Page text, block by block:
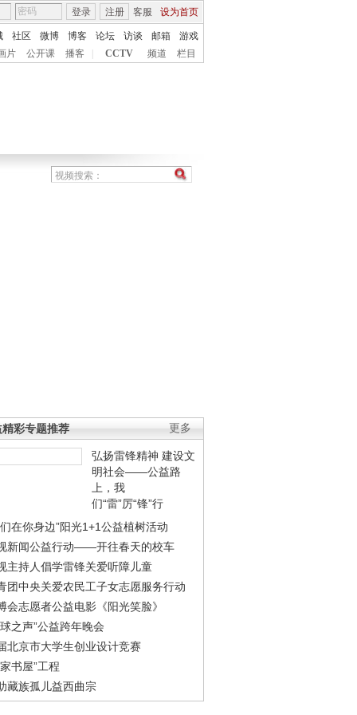
客服 设为首页
登录 注册
社区 微博 博客 论坛 访谈 邮箱
游戏
片 公开课 播客 CCTV 频道 栏目
更多
彩专题推荐
弘扬雷锋精神 建设文
明社会——公益路
上，我
们“雷”厉“锋”行
在你身边”阳光1+1公益植树活动
新闻公益行动——开往春天的校车
主持人倡学雷锋关爱听障儿童
团中央关爱农民工子女志愿服务行动
会志愿者公益电影《阳光笑脸》
之声”公益跨年晚会
北京市大学生创业设计竞赛
书屋”工程
藏族孤儿益西曲宗